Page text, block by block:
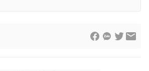
Nguyễn Thị Mỹ Hạnh, Phạm Quốc Thắng,